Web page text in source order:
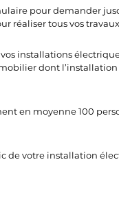
pour demander
réaliser tous vos
installations
dont
en moyenne 100
de votre installation